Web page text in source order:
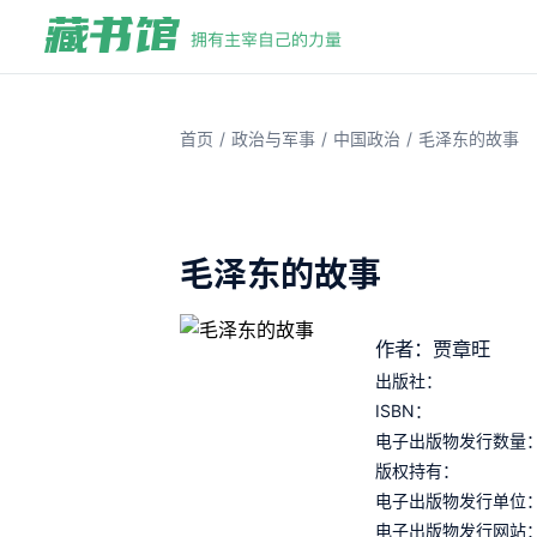
首页 / 政治与军事 / 中国政治 / 毛泽东的故事
毛泽东的故事
作者：贾章旺
出版社：
ISBN：
电子出版物发行数量
版权持有：
电子出版物发行单位
电子出版物发行网站